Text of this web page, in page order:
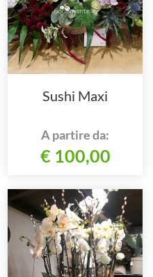
Sushi Maxi
A partire da:
€ 100,00